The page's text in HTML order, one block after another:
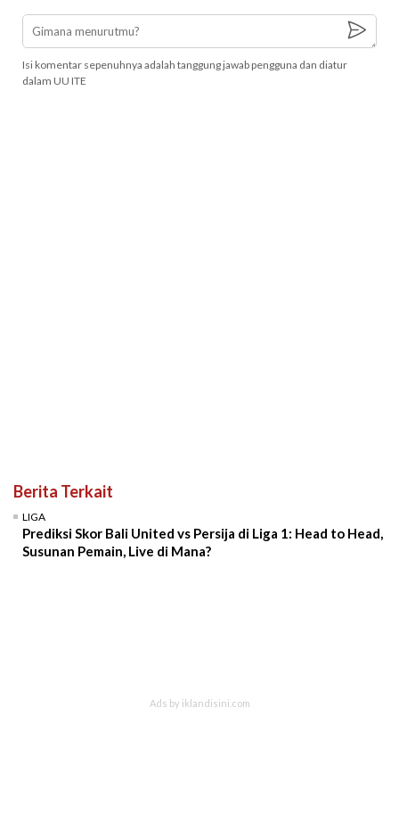
Isi komentar sepenuhnya adalah tanggung jawab pengguna dan diatur
dalam UU ITE
Berita Terkait
LIGA
Prediksi Skor Bali United vs Persija di Liga 1: Head to Head,
Susunan Pemain, Live di Mana?